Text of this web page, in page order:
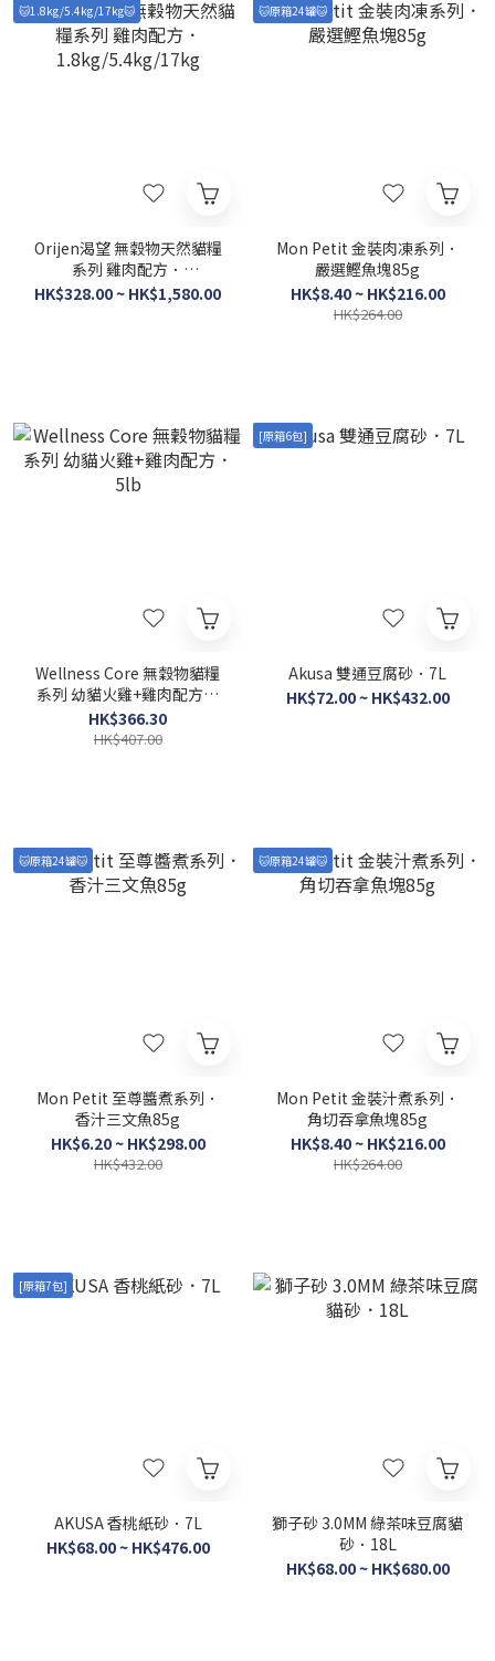
🐱1.8kg/5.4kg/17kg🐱
Orijen渴望 無穀物天然貓糧
系列 雞肉配方．
1.8kg/5.4kg/17kg
HK$328.00 ~ HK$1,580.00
🐱原箱24罐🐱
Mon Petit 金裝肉凍系列．
嚴選鰹魚塊85g
HK$8.40 ~ HK$216.00
HK$264.00
Wellness Core 無穀物貓糧
系列 幼貓火雞+雞肉配方．
5lb
HK$366.30
HK$407.00
[原箱6包]
Akusa 雙通豆腐砂．7L
HK$72.00 ~ HK$432.00
🐱原箱24罐🐱
Mon Petit 至尊醬煮系列．
香汁三文魚85g
HK$6.20 ~ HK$298.00
HK$432.00
🐱原箱24罐🐱
Mon Petit 金裝汁煮系列．
角切吞拿魚塊85g
HK$8.40 ~ HK$216.00
HK$264.00
[原箱7包]
AKUSA 香桃紙砂．7L
HK$68.00 ~ HK$476.00
獅子砂 3.0MM 綠茶味豆腐貓
砂．18L
HK$68.00 ~ HK$680.00